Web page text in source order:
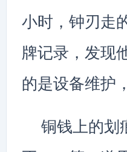
小时，钟刃走
牌记录，发现
的是设备维护
铜钱上的划